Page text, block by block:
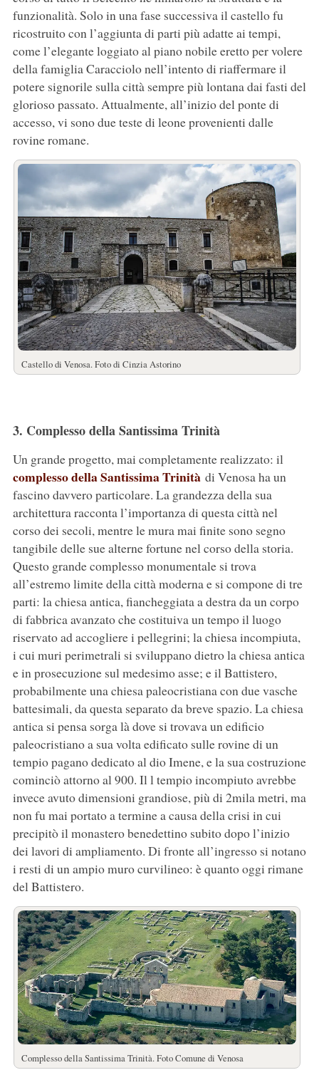
funzionalità. Solo in una fase successiva il castello fu
ricostruito con l’aggiunta di parti più adatte ai tempi,
come l’elegante loggiato al piano nobile eretto per volere
della famiglia Caracciolo nell’intento di riaffermare il
potere signorile sulla città sempre più lontana dai fasti del
glorioso passato. Attualmente, all’inizio del ponte di
accesso, vi sono due teste di leone provenienti dalle
rovine romane.
Castello di Venosa. Foto di Cinzia Astorino
3. Complesso della Santissima Trinità
Un grande progetto, mai completamente realizzato: il
complesso della Santissima Trinitàdi Venosa ha un
fascino davvero particolare. La grandezza della sua
architettura racconta l’importanza di questa città nel
corso dei secoli, mentre le mura mai finite sono segno
tangibile delle sue alterne fortune nel corso della storia.
Questo grande complesso monumentale si trova
all’estremo limite della città moderna e si compone di tre
parti: la chiesa antica, fiancheggiata a destra da un corpo
di fabbrica avanzato che costituiva un tempo il luogo
riservato ad accogliere i pellegrini; la chiesa incompiuta,
i cui muri perimetrali si sviluppano dietro la chiesa antica
e in prosecuzione sul medesimo asse; e il Battistero,
probabilmente una chiesa paleocristiana con due vasche
battesimali, da questa separato da breve spazio. La chiesa
antica si pensa sorga là dove si trovava un edificio
paleocristiano a sua volta edificato sulle rovine di un
tempio pagano dedicato al dio Imene, e la sua costruzione
cominciò attorno al 900. Il l tempio incompiuto avrebbe
invece avuto dimensioni grandiose, più di 2mila metri, ma
non fu mai portato a termine a causa della crisi in cui
precipitò il monastero benedettino subito dopo l’inizio
dei lavori di ampliamento. Di fronte all’ingresso si notano
i resti di un ampio muro curvilineo: è quanto oggi rimane
del Battistero.
Complesso della Santissima Trinità. Foto Comune di Venosa